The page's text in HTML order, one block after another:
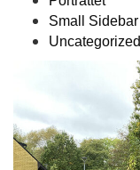
Small Sidebar
Uncategorized